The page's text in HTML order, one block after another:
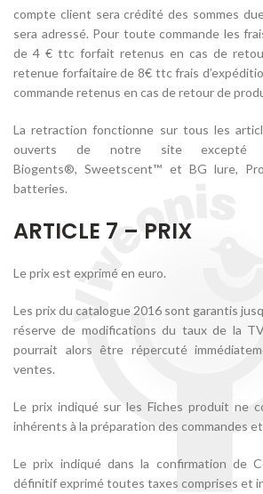
compte client sera crédité des sommes
sera adressé. Pour toute commande les
de 4 € ttc forfait retenus en cas de
retenue forfaitaire de 8€ ttc frais
commande retenus en cas de retour de
La retraction fonctionne sur tous les
ouverts de notre site excepté
Biogents®, Sweetscent™ et BG lure,
batteries.
ARTICLE 7 – PRIX
Le prix est exprimé en euro.
Les prix du catalogue 2016 sont garantis
réserve de modifications du taux de la
pourrait alors être répercuté
ventes.
Le prix indiqué sur les Fiches produit ne
inhérents à la préparation des commandes
Le prix indiqué dans la confirmation de
définitif exprimé toutes taxes comprises et